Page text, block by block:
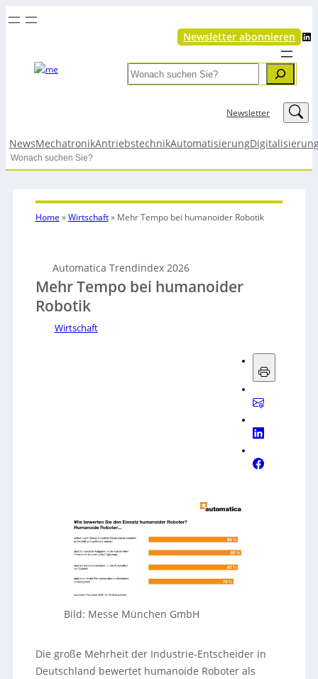
Newsletter abonnieren LinkedIn
Search
Newsletter LinkedIn
NewsMechatronikAntriebstechnikAutomatisierung
Search
Home »Wirtschaft» Mehr Tempo bei humanoider Robotik
Automatica Trendindex 2026
Mehr Tempo bei humanoider
Robotik
Wirtschaft
Bild: Messe München GmbH
Die große Mehrheit der Industrie-Entscheider in
Deutschland bewertet humanoide Roboter als